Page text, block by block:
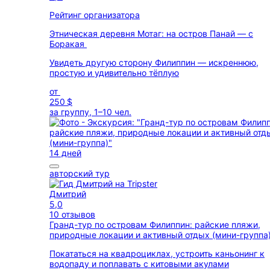
Рейтинг организатора
Этническая деревня Мотаг: на остров Панай — с
Боракая
Увидеть другую сторону Филиппин — искреннюю,
простую и удивительно тёплую
от
250 $
за группу, 1–10 чел.
14 дней
авторский тур
Дмитрий
5,0
10 отзывов
Гранд-тур по островам Филиппин: райские пляжи,
природные локации и активный отдых (мини-
Покататься на квадроциклах, устроить каньонинг к
водопаду и поплавать с китовыми акулами